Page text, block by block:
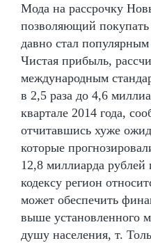
Мода на рассрочку
позволяющий
давно стал
Чистая прибыль,
международным
в 2,5 раза до 4,6
квартале 2014 года,
отчитавшись хуже
которые
12,8 миллиарда
кодексу регион
может обеспечить
выше установленного
душу населения, т.